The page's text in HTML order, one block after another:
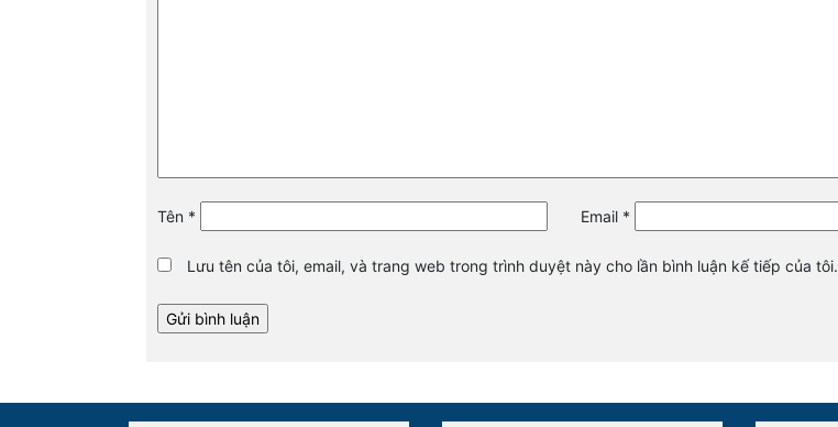
Tên * Email *
Lưu tên của tôi, email, và trang web trong trình duyệt này cho lần bình luận kế tiếp của tôi.